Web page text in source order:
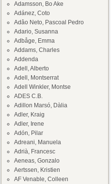
Adamsson, Bo Ake
Adánez, Coto
Adâo Neto, Pascoal Pedro
Adario, Susanna
Adbåge, Emma
Addams, Charles
Addenda
Adell, Alberto
Adell, Montserrat
Adell Winkler, Montse
ADES C.B.
Adillon Marsó, Dàlia
Adler, Kraig
Adler, Irene
Adón, Pilar
Adreani, Manuela
Adrià, Francesc
Aeneas, Gonzalo
Aertssen, Kristien
AF Venable, Colleen